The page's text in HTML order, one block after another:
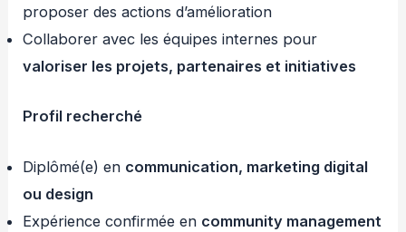
proposer des actions d’amélioration
Collaborer avec les équipes internes pour
valoriser les projets, partenaires et initiatives
Profil recherché
Diplômé(e) en communication, marketing digital
ou design
Expérience confirmée en community management